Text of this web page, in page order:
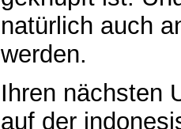
natürlich auch
werden.
Ihren nächsten
auf der